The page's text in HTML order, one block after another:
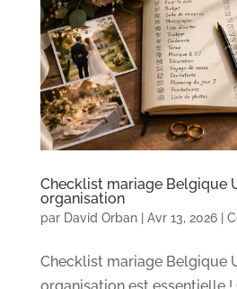
Checklist mariage Belgique
organisation
par David Orban| Avr 13, 2026|
Checklist mariage Belgique